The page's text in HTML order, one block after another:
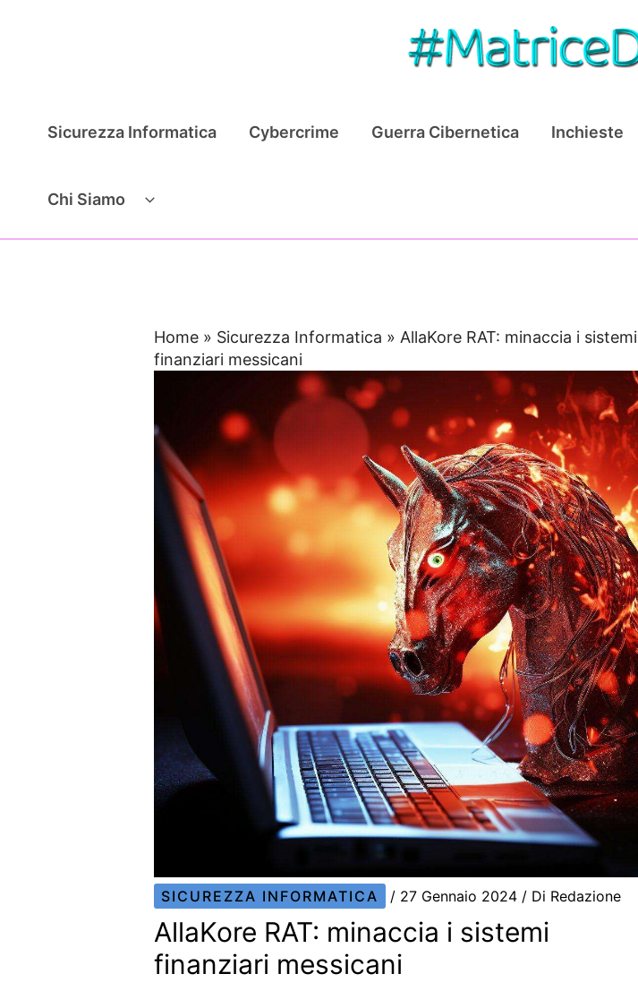
Sicurezza Informatica Cybercrime Guerra Cibernetica Inchieste
Chi Siamo
Home » Sicurezza Informatica » AllaKore RAT: minaccia i sistemi
finanziari messicani
SICUREZZA INFORMATICA / 27 Gennaio 2024 / Di Redazione
AllaKore RAT: minaccia i sistemi
finanziari messicani